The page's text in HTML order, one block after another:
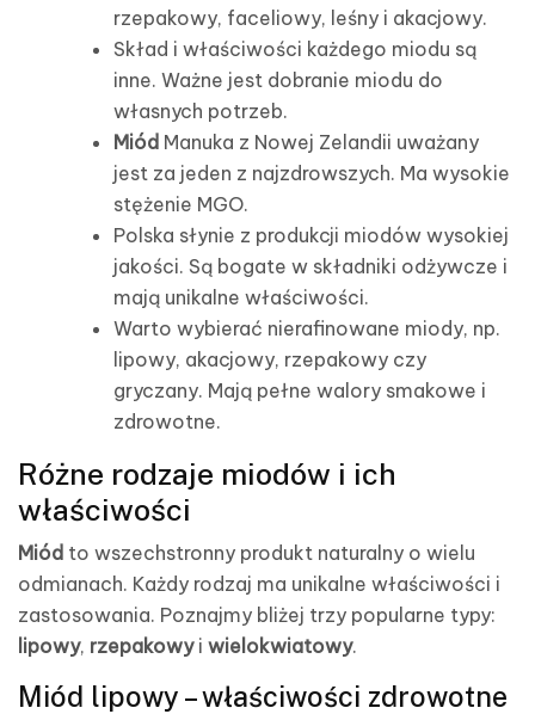
rzepakowy, faceliowy, leśny i akacjowy.
Skład i właściwości każdego miodu są
inne. Ważne jest dobranie miodu do
własnych potrzeb.
Miód Manuka z Nowej Zelandii uważany
jest za jeden z najzdrowszych. Ma wysokie
stężenie MGO.
Polska słynie z produkcji miodów wysokiej
jakości. Są bogate w składniki odżywcze i
mają unikalne właściwości.
Warto wybierać nierafinowane miody, np.
lipowy, akacjowy, rzepakowy czy
gryczany. Mają pełne walory smakowe i
zdrowotne.
Różne rodzaje miodów i ich
właściwości
Miód to wszechstronny produkt naturalny o wielu
odmianach. Każdy rodzaj ma unikalne właściwości i
zastosowania. Poznajmy bliżej trzy popularne typy:
lipowy, rzepakowyi wielokwiatowy.
Miód lipowy – właściwości zdrowotne